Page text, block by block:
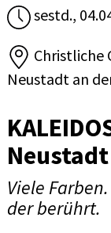
sestd.,
Christliche
Neustadt an
Viele
der berührt.